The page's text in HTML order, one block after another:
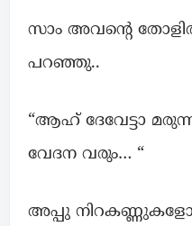
സാം അവന്റെ
പറഞ്ഞു..
“ആഹ് ദേവേട്ടാ
വേദന വരും… “
അപ്പു